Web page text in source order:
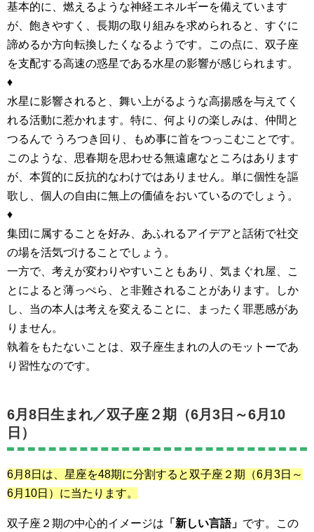
基本的に、燃えるような神経エネルギーを備えています
が、飽きやすく、長期の取り組みを求められると、すぐに
諦めるか方向転換したくなるようです。この点に、双子座
を支配する高速の惑星である水星の影響が感じられます。
♦
水星に影響されると、舞い上がるような高揚感を与えてく
れる活動に惹かれます。特に、何よりの楽しみは、仲間と
つるんで うろつき回り、もめ事に首をつっこむことです。
このような、思春期を思わせる無遠慮なところはあります
が、本質的に反抗的なわけではありません。単に個性を謳
歌し、個人の自由に無上の価値をおいているのでしょう。
♦
集団に属することを好み、あふれるアイデアと話術で社交
の場を活気づけることでしょう。
一方で、考えが変わりやすいこともあり、気まぐれ屋、こ
とによると薄っぺら、と非難されることがあります。しか
し、当の本人は考えを変えることに、まったく罪悪感があ
りません。
執着をもたないことは、双子座生まれの人のモットーであ
り習性なのです。
6月8日生まれ／双子座２期（6月3日～6月10
日）
6月8日は、星座を48期に分割すると双子座２期（6月3日～
6月10日） に当たります。
双子座２期の中心的イメージは 「新しい言語」 です。この